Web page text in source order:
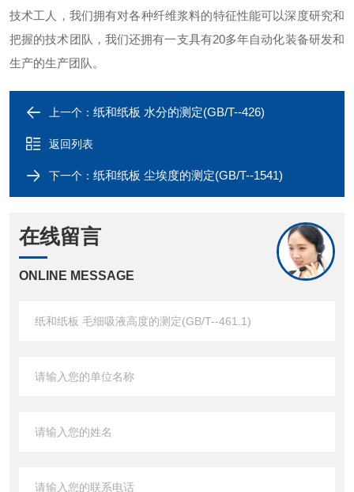
技术工人，我们拥有对各种纤维浆料的特征性能可以深度研究和
把握的技术团队，我们还拥有一支具有20多年自动化装备研发和
生产的生产团队。
上一个： 纸和纸板 水分的测定(GB/T--426)
返回列表
下一个： 纸和纸板 尘埃度的测定(GB/T--1541)
在线留言
ONLINE MESSAGE